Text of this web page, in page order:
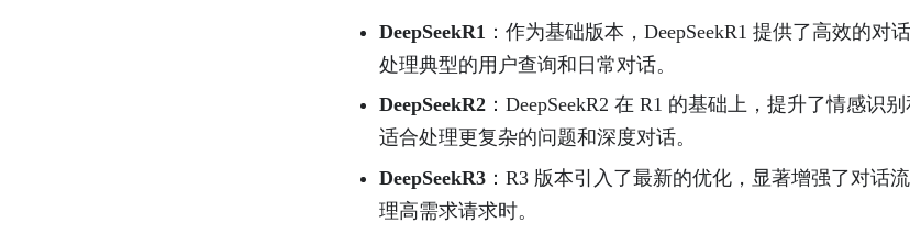
DeepSeekR1 ：作为基础版本，DeepSeekR1 提供了高效的对
处理典型的用户查询和日常对话。
DeepSeekR2 ：DeepSeekR2 在 R1 的基础上，提升了情感识
适合处理更复杂的问题和深度对话。
DeepSeekR3 ：R3 版本引入了最新的优化，显著增强了对话
理高需求请求时。